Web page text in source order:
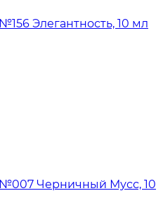
Элегантность, 10 мл
№007 Черничный Мусс, 10